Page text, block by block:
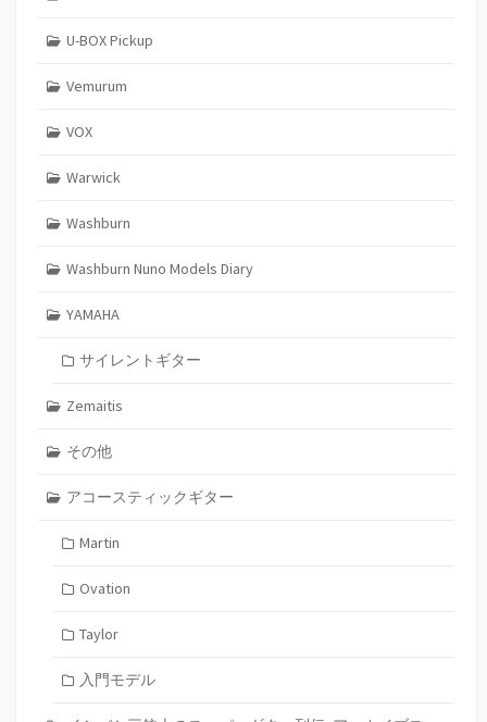
U-BOX Pickup
Vemurum
VOX
Warwick
Washburn
Washburn Nuno Models Diary
YAMAHA
サイレントギター
Zemaitis
その他
アコースティックギター
Martin
Ovation
Taylor
入門モデル